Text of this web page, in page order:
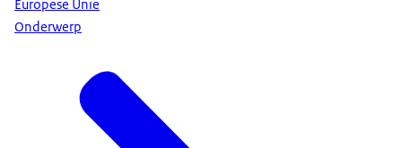
Europese Unie
Onderwerp